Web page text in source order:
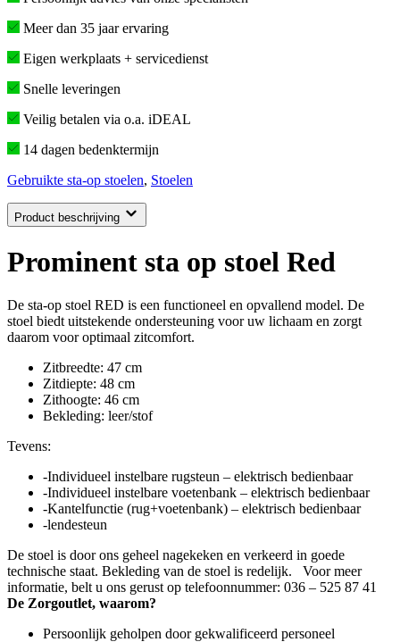
Meer dan 35 jaar ervaring
Eigen werkplaats + servicedienst
Snelle leveringen
Veilig betalen via o.a. iDEAL
14 dagen bedenktermijn
Gebruikte sta-op stoelen, Stoelen
Product beschrijving
Prominent sta op stoel Red
De sta-op stoel RED is een functioneel en opvallend model. De
stoel biedt uitstekende ondersteuning voor uw lichaam en zorgt
daarom voor optimaal zitcomfort.
Zitbreedte: 47 cm
Zitdiepte: 48 cm
Zithoogte: 46 cm
Bekleding: leer/stof
Tevens:
-Individueel instelbare rugsteun – elektrisch bedienbaar
-Individueel instelbare voetenbank – elektrisch bedienbaar
-Kantelfunctie (rug+voetenbank) – elektrisch bedienbaar
-lendesteun
De stoel is door ons geheel nagekeken en verkeerd in goede
technische staat. Bekleding van de stoel is redelijk. Voor meer
informatie, belt u ons gerust op telefoonnummer: 036 – 525 87 41
De Zorgoutlet, waarom?
Persoonlijk geholpen door gekwalificeerd personeel